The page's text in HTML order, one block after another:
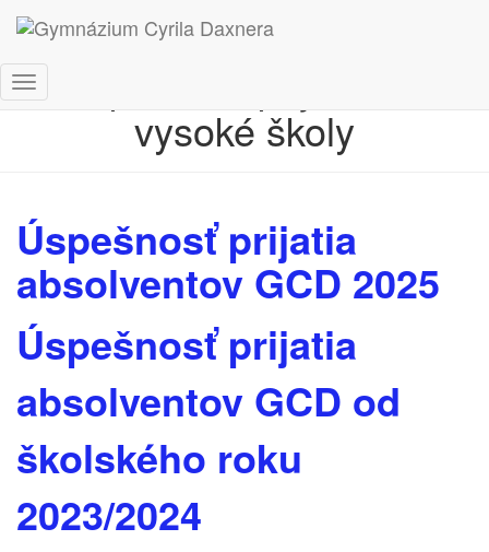
Toggle
vysoké školy
Úspešnosť prijatia
absolventov GCD 2025
Úspešnosť prijatia
absolventov GCD od
školského roku
2023/2024